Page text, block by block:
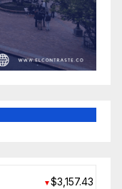
▼$3,157.43